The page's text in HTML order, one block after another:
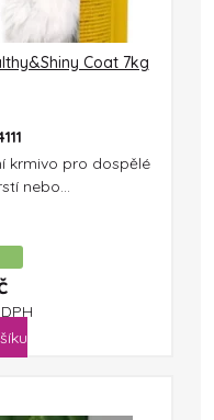
Coat 7kg
krmivo pro dospělé
nebo...